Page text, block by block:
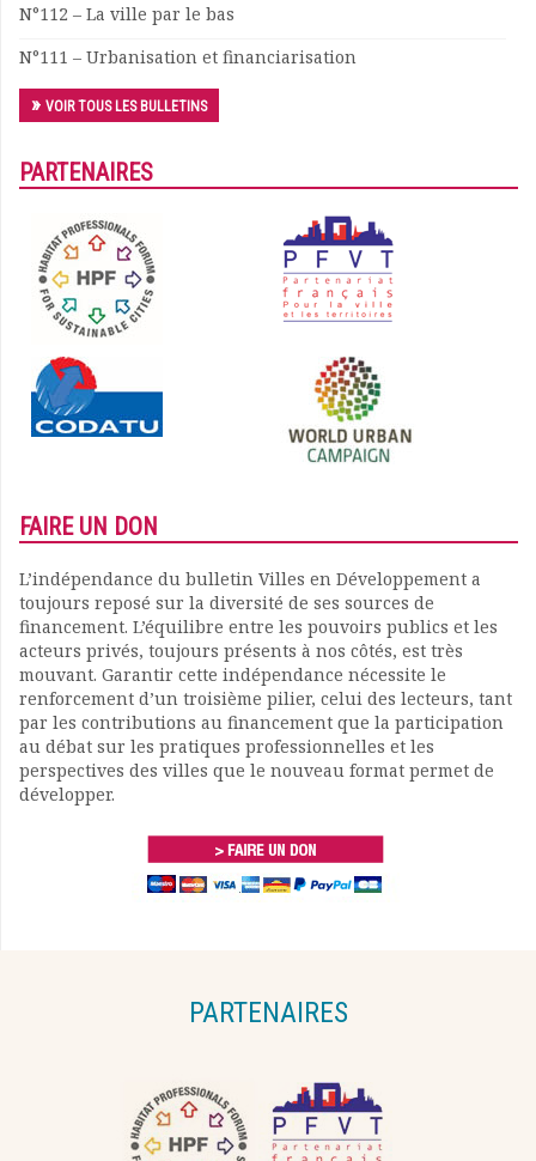
Documents
Offres d’emploi
Forum
Actualités
Nous contacter
N°112 – La ville par le bas
N°111 – Urbanisation et financiarisation
VOIR TOUS LES BULLETINS
PARTENAIRES
FAIRE UN DON
L’indépendance du bulletin Villes en Développement a
toujours reposé sur la diversité de ses sources de
financement. L’équilibre entre les pouvoirs publics et les
acteurs privés, toujours présents à nos côtés, est très
mouvant. Garantir cette indépendance nécessite le
renforcement d’un troisième pilier, celui des lecteurs, tant
par les contributions au financement que la participation
au débat sur les pratiques professionnelles et les
perspectives des villes que le nouveau format permet de
développer.
PARTENAIRES